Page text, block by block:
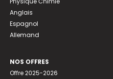
Anglais
Espagnol
Allemand
NOS OFFRES
Offre 2025-2026